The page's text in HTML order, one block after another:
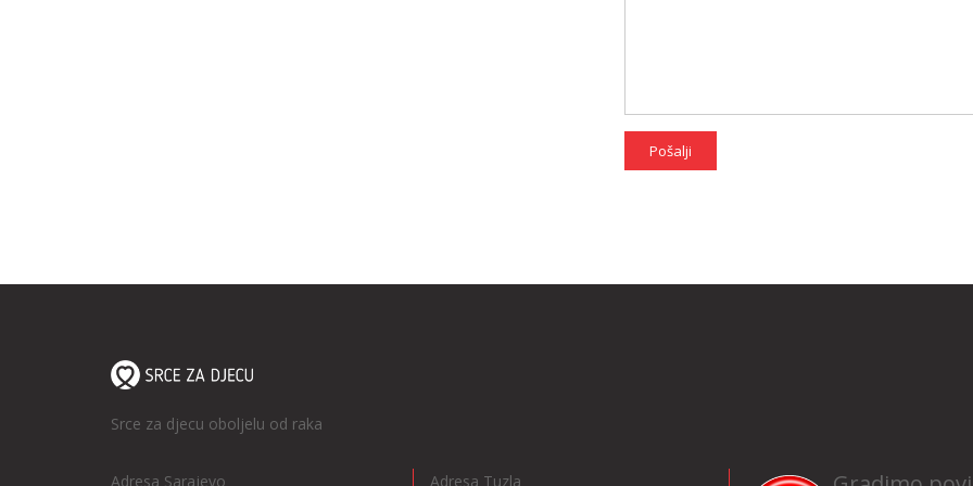
Pošalji
Srce za djecu oboljelu od raka
Adresa Sarajevo Adresa Tuzla